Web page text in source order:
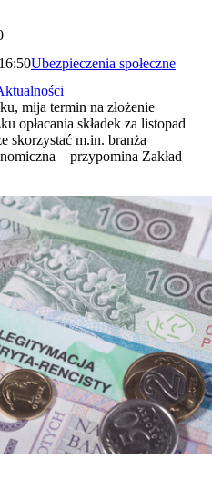
Ubezpieczenia społeczne
mija termin na złożenie
opłacania składek za listopad
skorzystać m.in. branża
– przypomina Zakład